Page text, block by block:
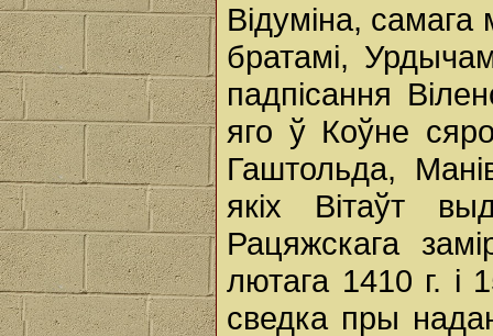
Відуміна,
братамі,
падпісання
яго ў Коўне
Гаштольда,
якіх Вітаўт
Рацяжскага
лютага 1410 г. і
сведка пры